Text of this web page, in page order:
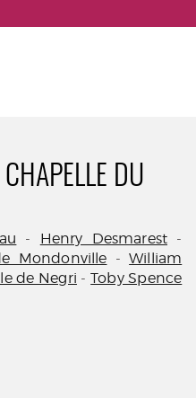
DU
- Henry Desmarest -
Mondonville -William
de Negri -Toby Spence